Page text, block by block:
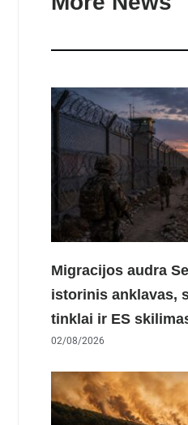
Migracijos audra
istorinis anklavas,
tinklai ir ES
zonos
02/08/2026